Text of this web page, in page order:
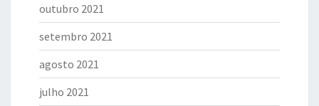
outubro 2021
setembro 2021
agosto 2021
julho 2021